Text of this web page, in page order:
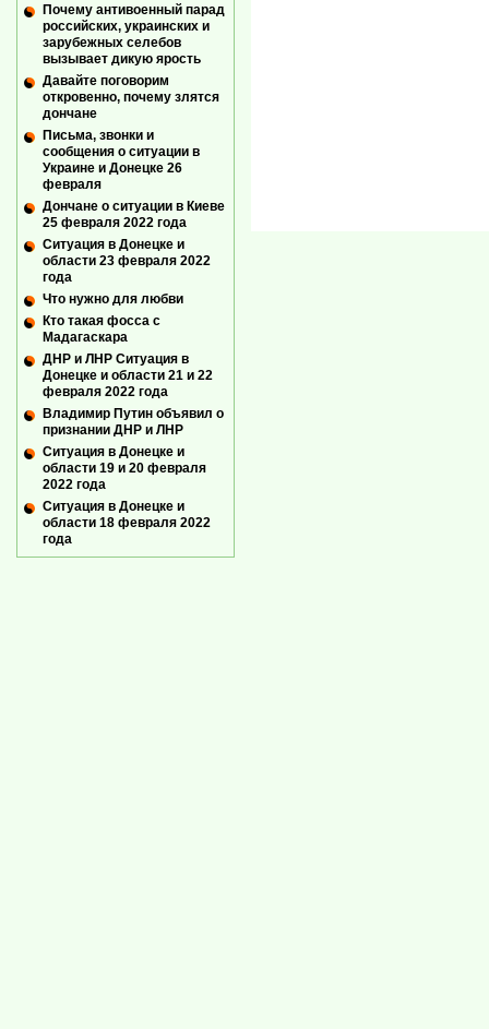
Почему антивоенный парад
российских, украинских и
зарубежных селебов
вызывает дикую ярость
Давайте поговорим
откровенно, почему злятся
дончане
Письма, звонки и
сообщения о ситуации в
Украине и Донецке 26
февраля
Дончане о ситуации в Киеве
25 февраля 2022 года
Ситуация в Донецке и
области 23 февраля 2022
года
Что нужно для любви
Кто такая фосса с
Мадагаскара
ДНР и ЛНР Ситуация в
Донецке и области 21 и 22
февраля 2022 года
Владимир Путин объявил о
признании ДНР и ЛНР
Ситуация в Донецке и
области 19 и 20 февраля
2022 года
Ситуация в Донецке и
области 18 февраля 2022
года